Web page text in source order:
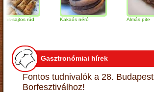
rúd Kakaós néró Almás pite
Gasztronómiai hírek
Fontos tudnivalók a 28. Budapest
Borfesztiválhoz!